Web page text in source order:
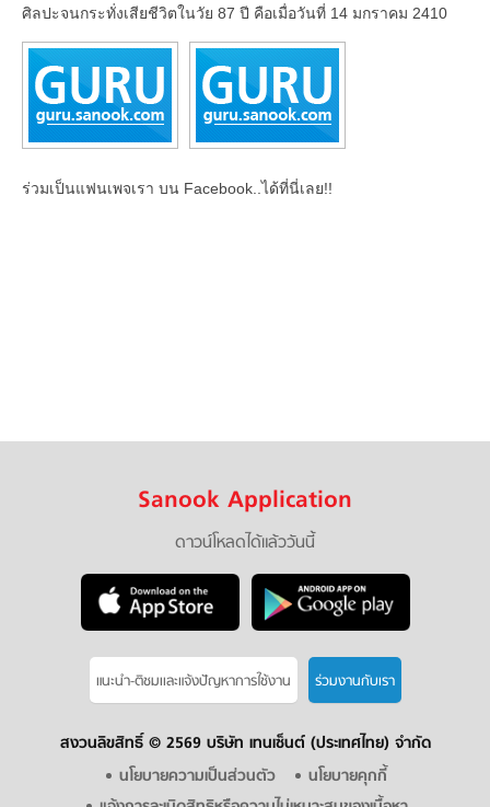
ศิลปะจนกระทั่งเสียชีวิตในวัย 87 ปี คือเมื่อวันที่ 14 มกราคม 2410
ร่วมเป็นแฟนเพจเรา บน Facebook..ได้ที่นี่เลย!!
Sanook Application
ดาวน์โหลดได้แล้ววันนี้
แนะนำ-ติชมเเละแจ้งปัญหาการใช้งาน ร่วมงานกับเรา
สงวนลิขสิทธิ์ © 2569 บริษัท เทนเซ็นต์ (ประเทศไทย) จำกัด
นโยบายความเป็นส่วนตัว
นโยบายคุกกี้